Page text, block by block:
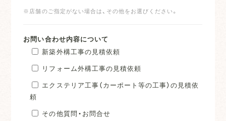
※店舗のご指定がない場合は、その他をお選びください。
お問い合わせ内容について
新築外構工事の見積依頼
リフォーム外構工事の見積依頼
エクステリア工事（カーポート等の工事）の見積依
頼
その他質問・お問合せ